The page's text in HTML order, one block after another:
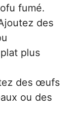
fumé.
des
plus
des œufs
ou des